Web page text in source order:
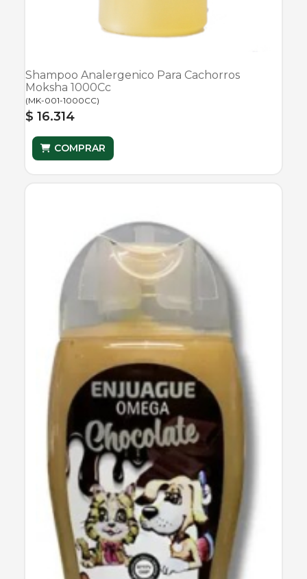
Shampoo Analergenico Para Cachorros
Moksha 1000Cc
(MK-001-1000CC)
$ 16.314
COMPRAR